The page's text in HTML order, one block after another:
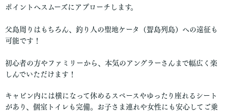
ポイントへスムーズにアプローチします。
父島周りはもちろん、釣り人の聖地ケータ（聟島列島）への遠征も
可能です！
初心者の方やファミリーから、本気のアングラーさんまで幅広く楽
しんでいただけます！
キャビン内には横になって休めるスペースやゆったり座れるシート
があり、個室トイレも完備。お子さま連れや女性にも安心してご乗